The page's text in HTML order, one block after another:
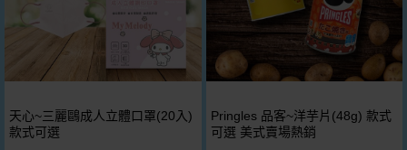
天心~三麗鷗成人立體口罩(20入)
款式可選
Pringles 品客~洋芋片(48g) 款式
可選 美式賣場熱銷